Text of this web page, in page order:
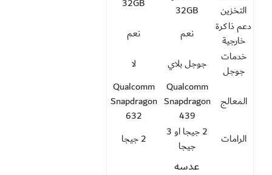
التخزين
32GB
دعم ذاكرة
خارجية
نعم
نعم
خدمات
جوجل
جوجل بلاي لا
المعالج
Qualcomm
Snapdragon
439
Qualcomm
Snapdragon
632
الرامات
2 جيجا او 3
جيجا
2 جيجا
عدسه